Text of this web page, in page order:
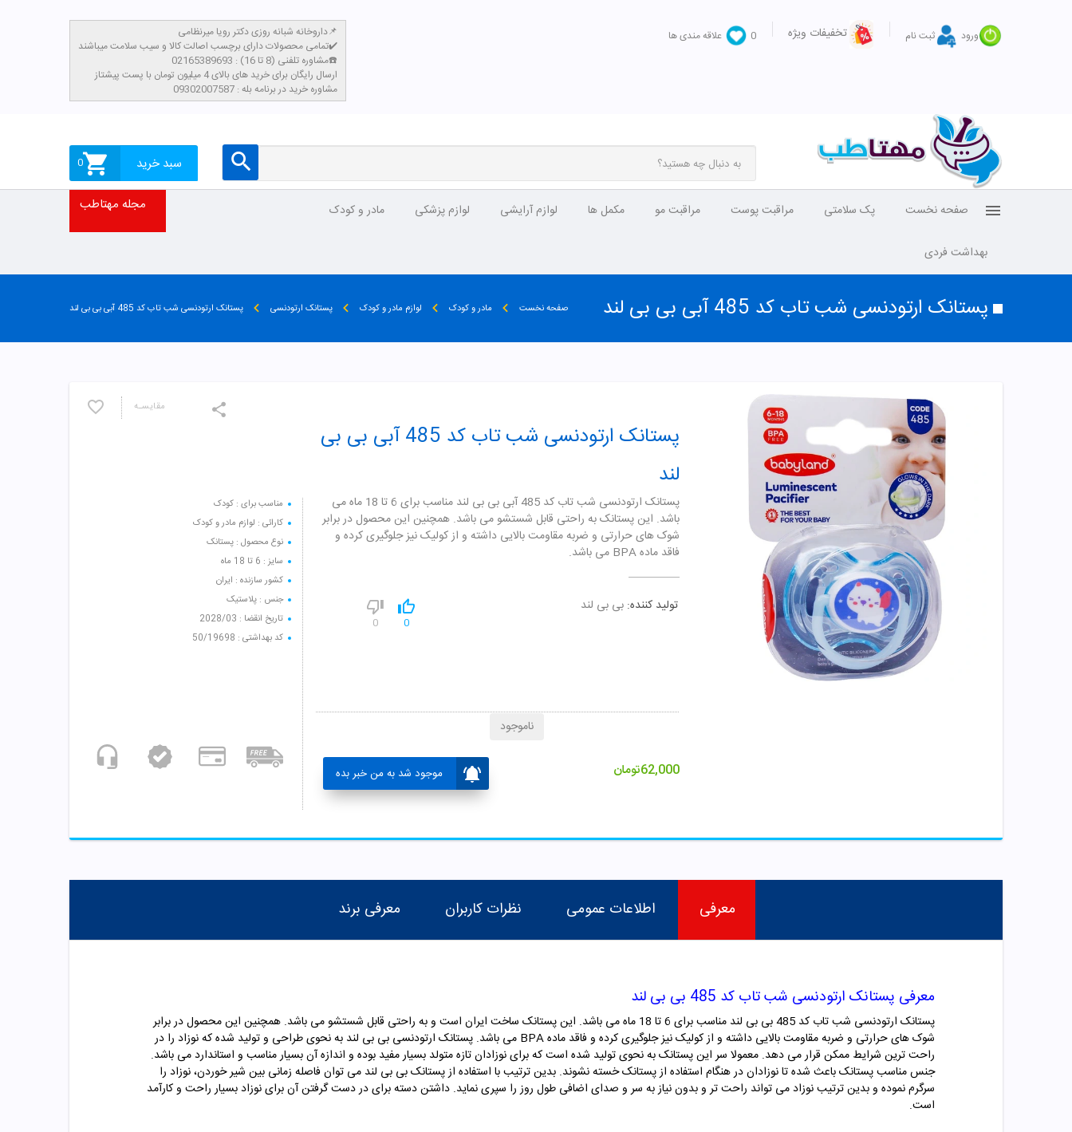
ورود ثبت نام تخفیفات ویژه 0 علاقه مندی ها
داروخانه شبانه روزی دکتر رویا میرنظامی📌
تمامی محصولات دارای برچسب اصالت کالا و سیب سلامت میباشند✔️
مشاوره تلفنی (8 تا 16) : 02165389693☎️
​ارسال رایگان برای خرید های بالای 4 میلیون تومان با پست پیشتاز
مشاوره خرید در برنامه بله : 09302007587
سبد خرید 0
صفحه نخست پک سلامتی مراقبت پوست مراقبت مو مکمل ها لوازم آرایشی لوازم پزشکی مادر و کودک
بهداشت فردی
مجله مهتاطب
پستانک ارتودنسی شب تاب کد 485 آبی بی بی لند صفحه نخست مادر و کودک لوازم مادر و کودک پستانک ارتودنسی پستانک ارتودنسی شب تاب کد 485 آبی بی بی لند
مقایسـه
مناسب برای : کودک
کارائی : لوازم مادر و کودک
نوع محصول : پستانک
سایز : 6 تا 18 ماه
کشور سازنده : ایران
جنس : پلاستیک
تاریخ انقضا : 2028/03
کد بهداشتی : 50/19698
پستانک ارتودنسی شب تاب کد 485 آبی بی بی
لند
پستانک ارتودنسی شب تاب کد 485 آبی بی بی لند مناسب برای 6 تا 18 ماه می
باشد. این پستانک به راحتی قابل شستشو می باشد. همچنین این محصول در برابر
شوک های حرارتی و ضربه مقاومت بالایی داشته و از کولیک نیز جلوگیری کرده و
فاقد ماده BPA می باشد.
تولید کننده: بی بی لند
0
0
62,000تومان موجود شد به من خبر بده
ناموجود
معرفی اطلاعات عمومی نظرات کاربران معرفی برند
معرفی پستانک ارتودنسی شب تاب کد 485 بی بی لند
پستانک ارتودنسی شب تاب کد 485 بی بی لند مناسب برای 6 تا 18 ماه می باشد. این پستانک ساخت ایران است و به راحتی قابل شستشو می باشد. همچنین این محصول در برابر
شوک های حرارتی و ضربه مقاومت بالایی داشته و از کولیک نیز جلوگیری کرده و فاقد ماده BPA می باشد. پستانک ارتودنسی بی بی لند به نحوی طراحی و تولید شده که نوزاد را در
راحت ترین شرایط ممکن قرار می دهد. معمولا سر این پستانک به نحوی تولید شده است که برای نوزادان تازه متولد بسیار مفید بوده و اندازه آن بسیار مناسب و استاندارد می باشد.
جنس مناسب پستانک باعث شده تا نوزادان در هنگام استفاده از پستانک خسته نشوند. بدین ترتیب با استفاده از پستانک بی بی لند می توان فاصله زمانی بین شیر خوردن، نوزاد را
سرگرم نموده و بدین ترتیب نوزاد می تواند راحت تر و بدون نیاز به سر و صدای اضافی طول روز را سپری نماید. داشتن دسته برای در دست گرفتن آن برای نوزاد بسیار راحت و کارآمد
است.